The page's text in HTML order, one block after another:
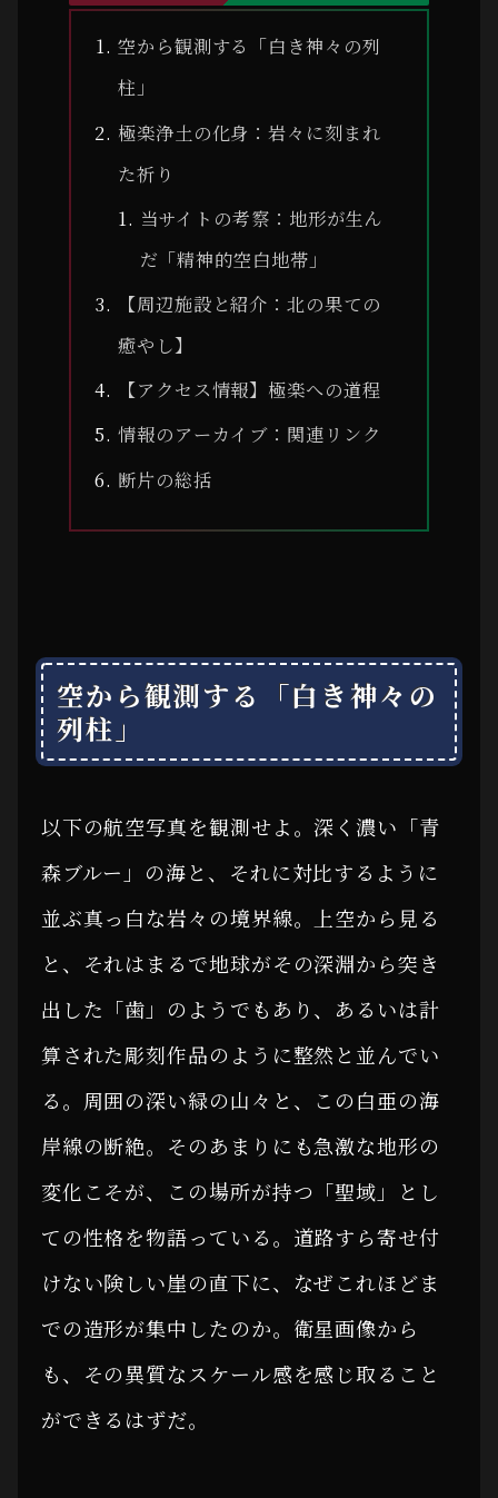
空から観測する「白き神々の列
柱」
極楽浄土の化身：岩々に刻まれ
た祈り
当サイトの考察：地形が生ん
だ「精神的空白地帯」
【周辺施設と紹介：北の果ての
癒やし】
【アクセス情報】極楽への道程
情報のアーカイブ：関連リンク
断片の総括
空から観測する「白き神々の
列柱」
以下の航空写真を観測せよ。深く濃い「青
森ブルー」の海と、それに対比するように
並ぶ真っ白な岩々の境界線。上空から見る
と、それはまるで地球がその深淵から突き
出した「歯」のようでもあり、あるいは計
算された彫刻作品のように整然と並んでい
る。周囲の深い緑の山々と、この白亜の海
岸線の断絶。そのあまりにも急激な地形の
変化こそが、この場所が持つ「聖域」とし
ての性格を物語っている。道路すら寄せ付
けない険しい崖の直下に、なぜこれほどま
での造形が集中したのか。衛星画像から
も、その異質なスケール感を感じ取ること
ができるはずだ。